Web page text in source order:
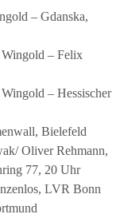
– Gdanska,
– Felix
– Hessischer
Bielefeld
Oliver Rehmann,
77, 20 Uhr
LVR Bonn